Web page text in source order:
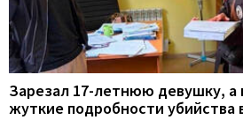
Зарезал 17-летнюю девушку, а
жуткие подробности убийства